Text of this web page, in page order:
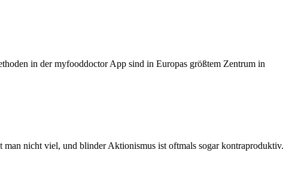
in der myfooddoctor App sind in Europas größtem Zentrum in
man nicht viel, und blinder Aktionismus ist oftmals sogar kontraproduktiv.